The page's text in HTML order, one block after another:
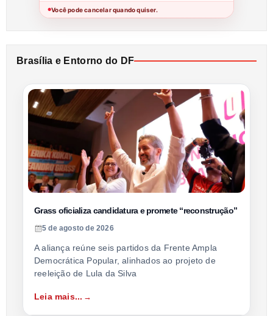
●Você pode cancelar quando quiser.
Brasília e Entorno do DF
Grass oficializa candidatura e promete “reconstrução”
5 de agosto de 2026
A aliança reúne seis partidos da Frente Ampla
Democrática Popular, alinhados ao projeto de
reeleição de Lula da Silva
Leia mais...